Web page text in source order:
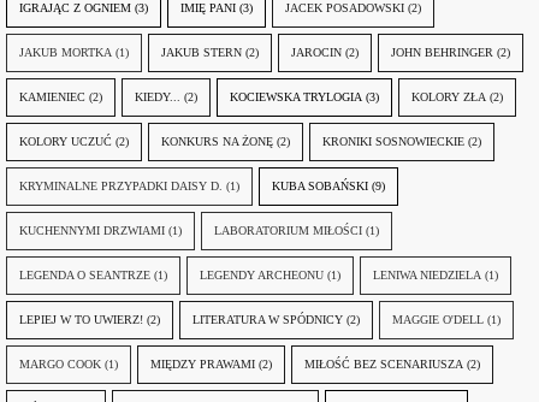
IGRAJĄC Z OGNIEM (3) IMIĘ PANI (3) JACEK POSADOWSKI (2)
JAKUB MORTKA (1) JAKUB STERN (2) JAROCIN (2) JOHN BEHRINGER (2)
KAMIENIEC (2) KIEDY... (2) KOCIEWSKA TRYLOGIA (3) KOLORY ZŁA (2)
KOLORY UCZUĆ (2) KONKURS NA ŻONĘ (2) KRONIKI SOSNOWIECKIE (2)
KRYMINALNE PRZYPADKI DAISY D. (1) KUBA SOBAŃSKI (9)
KUCHENNYMI DRZWIAMI (1) LABORATORIUM MIŁOŚCI (1)
LEGENDA O SEANTRZE (1) LEGENDY ARCHEONU (1) LENIWA NIEDZIELA (1)
LEPIEJ W TO UWIERZ! (2) LITERATURA W SPÓDNICY (2) MAGGIE O'DELL (1)
MARGO COOK (1) MIĘDZY PRAWAMI (2) MIŁOŚĆ BEZ SCENARIUSZA (2)